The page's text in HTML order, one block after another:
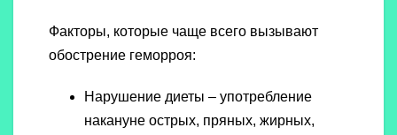
Факторы, которые чаще всего вызывают
обострение геморроя:
Нарушение диеты – употребление
накануне острых, пряных, жирных,